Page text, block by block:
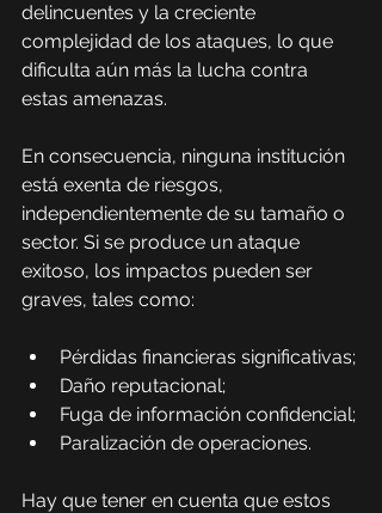
delincuentes y la creciente
complejidad de los ataques, lo que
dificulta aún más la lucha contra
estas amenazas.
En consecuencia, ninguna institución
está exenta de riesgos,
independientemente de su tamaño o
sector. Si se produce un ataque
exitoso, los impactos pueden ser
graves, tales como:
Pérdidas financieras significativas;
Daño reputacional;
Fuga de información confidencial;
Paralización de operaciones.
Hay que tener en cuenta que estos